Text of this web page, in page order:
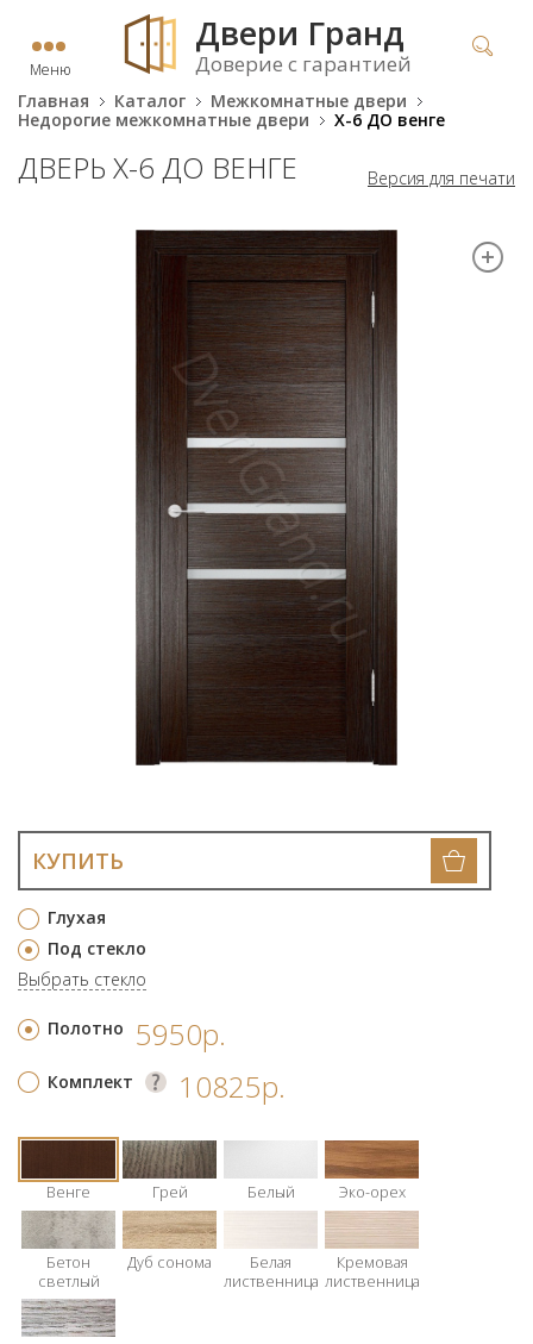
Меню
Двери Гранд
Доверие с гарантией
Главная Каталог
Межкомнатные двери
Недорогие межкомнатные двери
X-6 ДО венге
Версия для печати
ДВЕРЬ X-6 ДО ВЕНГЕ
Глухая
Под стекло
Выбрать стекло
КУПИТЬ
Полотно 5950р.
Комплект 10825р.
Венге Грей Белый Эко-орех
Бетон
светлый
Дуб сонома
Белая
лиственница
Кремовая
лиственница